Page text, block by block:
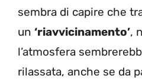
sembra di capire che
un ‘riavvicinamento’,
l’atmosfera
rilassata, anche se da